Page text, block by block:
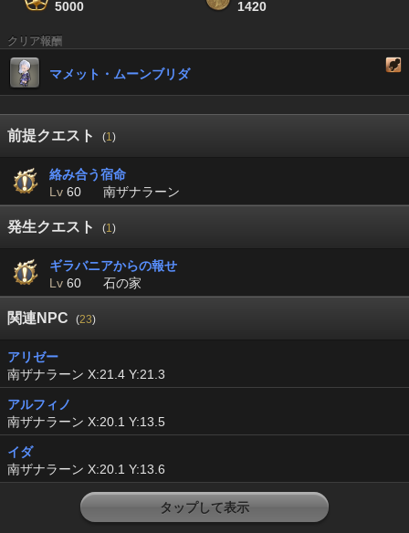
5000 1420
クリア報酬
マメット・ムーンブリダ
前提クエスト (1)
絡み合う宿命
Lv 60 南ザナラーン
発生クエスト (1)
ギラバニアからの報せ
Lv 60 石の家
関連NPC (23)
アリゼー
南ザナラーン X:21.4 Y:21.3
アルフィノ
南ザナラーン X:20.1 Y:13.5
イダ
南ザナラーン X:20.1 Y:13.6
タップして表示